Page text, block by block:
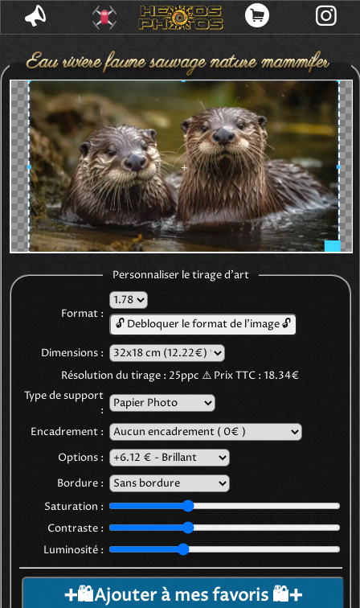
Eau riviere faune sauvage nature mammifere
marin animal aquatique deux otters nageant
fourrure mouillee conservation ecosysteme
Personnaliser le tirage d'art
Format :
🔓 Debloquer le format de l'image 🔓
Dimensions :
Résolution du tirage :25ppc ⚠️ Prix TTC :18.34€
Type de support
:
Encadrement :
Options :
Bordure :
Saturation :
Contraste :
Luminosité :
➕🛍️Ajouter à mes favoris 🛍️➕